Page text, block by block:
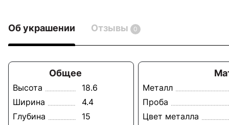
Об украшении Отзывы 0
Общее
Высота
18.6
Ширина
4.4
Глубина
15
Металл
Проба
Цвет металла